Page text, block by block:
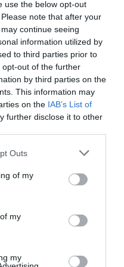
use the below opt-out
note that after your
continue seeing
information utilized by
to third parties prior to
out of the further
by third parties on the
This information may
on the IAB’s List of
further disclose it to other
one or more Google
You may click to
its third-party tags to
in below Google
Outs
of my
my
my